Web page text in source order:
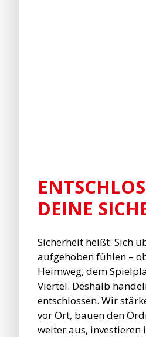
DEINE
Sicherheit heißt: Sich
aufgehoben fühlen –
Heimweg, dem
Viertel. Deshalb
entschlossen. Wir
vor Ort, bauen den
weiter aus, investieren